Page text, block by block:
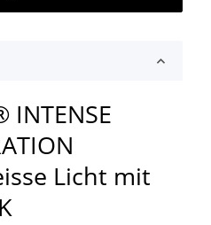
INTENSE
Licht mit